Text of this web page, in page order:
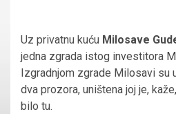
Uz privatnu kuću Milosave
jedna zgrada istog investitora
Izgradnjom zgrade Milosavi su
dva prozora, uništena joj je,
bilo tu.